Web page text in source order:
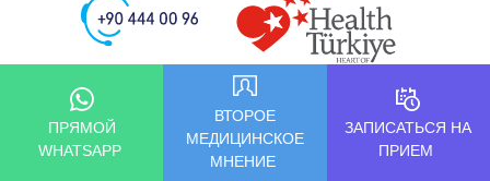
ПРЯМОЙ
WHATSAPP
ВТОРОЕ
МЕДИЦИНСКОЕ
МНЕНИЕ
ЗАПИСАТЬСЯ НА
ПРИЕМ